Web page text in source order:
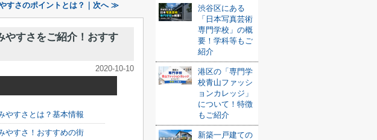
すさのポイントとは？｜次へ ≫
やすさをご紹介！おすす
2020-10-10
やすさとは？基本情報
やすさ！おすすめの街
渋谷区にある
「日本写真芸術
専門学校」の概
要！学科等もご
紹介
港区の「専門学
校青山ファッシ
ョンカレッジ」
について！特徴
もご紹介
新築一戸建ての